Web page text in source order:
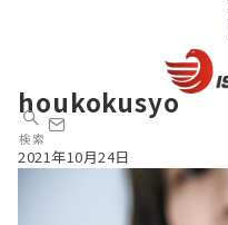
検索
houkokusyo
2021年10月24日